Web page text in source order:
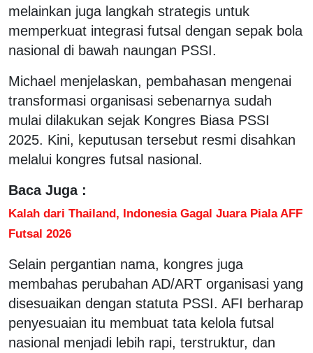
melainkan juga langkah strategis untuk
memperkuat integrasi futsal dengan sepak bola
nasional di bawah naungan PSSI.
Michael menjelaskan, pembahasan mengenai
transformasi organisasi sebenarnya sudah
mulai dilakukan sejak Kongres Biasa PSSI
2025. Kini, keputusan tersebut resmi disahkan
melalui kongres futsal nasional.
Baca Juga :
Kalah dari Thailand, Indonesia Gagal Juara Piala AFF
Futsal 2026
Selain pergantian nama, kongres juga
membahas perubahan AD/ART organisasi yang
disesuaikan dengan statuta PSSI. AFI berharap
penyesuaian itu membuat tata kelola futsal
nasional menjadi lebih rapi, terstruktur, dan